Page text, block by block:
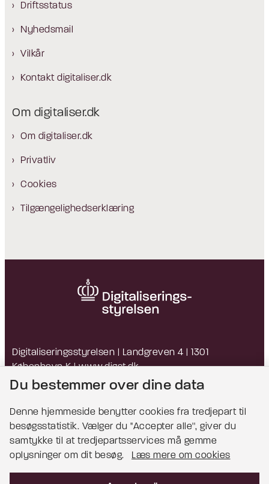
Driftsstatus
Nyhedsmail
Vilkår
Kontakt digitaliser.dk
Om digitaliser.dk
Om digitaliser.dk
Privatliv
Cookies
Tilgængelighedserklæring
Digitaliseringsstyrelsen | Landgreven 4 | 1301
København K |www.digst.dk
EAN: 5798009814203 | CVR: 34051178
Bemærk!
Du bestemmer over dine data
Denne hjemmeside benytter cookies fra tredjepart til
besøgsstatistik. Vælger du ''Accepter alle'', giver du
samtykke til at tredjepartsservices må gemme
oplysninger om dit besøg.
Læs mere om cookies